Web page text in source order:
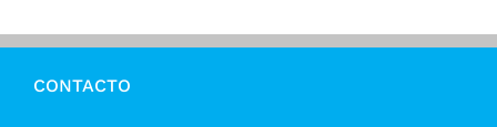
CONTACTO